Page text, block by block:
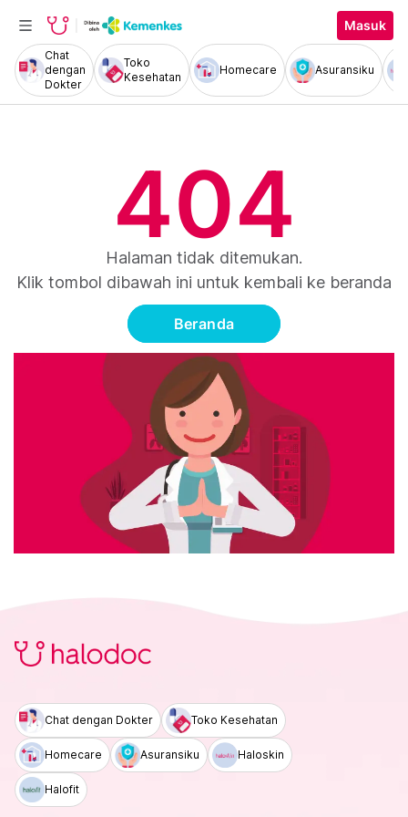
Masuk
Chat
dengan
Dokter
Toko
Kesehatan
Homecare Asuransiku
404
Halaman tidak ditemukan.
Klik tombol dibawah ini untuk kembali ke beranda
Beranda
Chat dengan Dokter Toko Kesehatan
Homecare Asuransiku Haloskin
Halofit